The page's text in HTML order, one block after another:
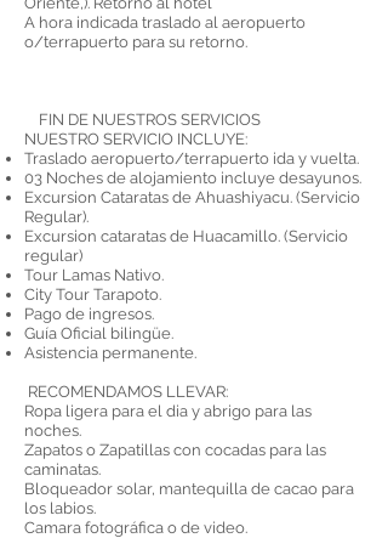
A hora indicada traslado al aeropuerto
o/terrapuerto para su retorno.
FIN DE NUESTROS SERVICIOS
NUESTRO SERVICIO INCLUYE:
Traslado aeropuerto/terrapuerto ida y vuelta.
03 Noches de alojamiento incluye desayunos.
Excursion Cataratas de Ahuashiyacu. (Servicio
Regular).
Excursion cataratas de Huacamillo. (Servicio
regular)
Tour Lamas Nativo.
City Tour Tarapoto.
Pago de ingresos.
Guía Oficial bilingüe.
Asistencia permanente.
RECOMENDAMOS LLEVAR:
Ropa ligera para el dia y abrigo para las
noches.
Zapatos o Zapatillas con cocadas para las
caminatas.
Bloqueador solar, mantequilla de cacao para
los labios.
Camara fotográfica o de video.